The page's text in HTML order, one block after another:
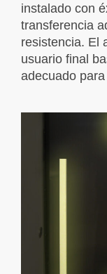
instalado con
transferencia
resistencia. El
usuario final
adecuado